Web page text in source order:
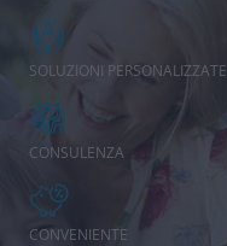
SOLUZIONI PERSONALIZZATE
CONSULENZA
CONVENIENTE